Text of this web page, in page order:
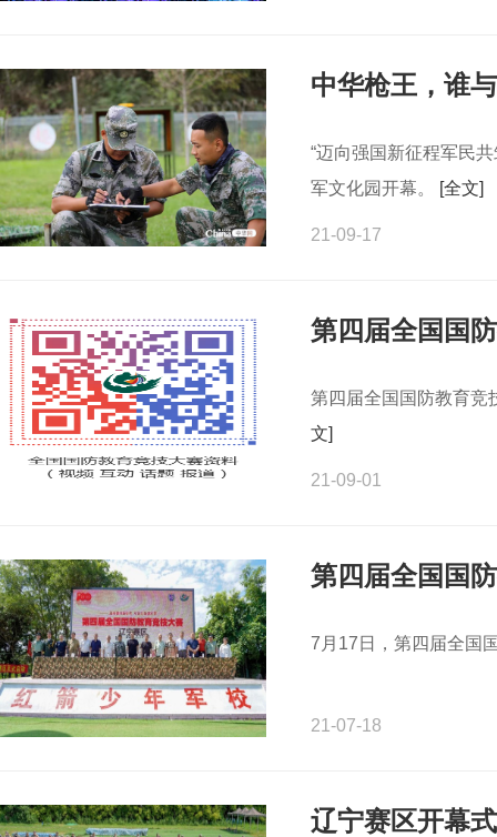
中华枪王，谁
“迈向强国新征程军民
军文化园开幕。
[全文]
21-09-17
第四届全国国
第四届全国国防教育竞
文]
21-09-01
第四届全国国
7月17日，第四届全国
21-07-18
辽宁赛区开幕